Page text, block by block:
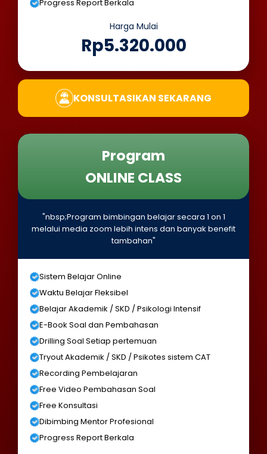
Progress Report Berkala
Harga Mulai
Rp5.320.000
KONSULTASIKAN SEKARANG
Program
ONLINE CLASS
"nbsp;Program bimbingan belajar secara 1 on 1
melalui media zoom lebih intens dan banyak benefit
tambahan"
Sistem Belajar Online
Waktu Belajar Fleksibel
Belajar Akademik / SKD / Psikologi Intensif
E-Book Soal dan Pembahasan
Drilling Soal Setiap pertemuan
Tryout Akademik / SKD / Psikotes sistem CAT
Recording Pembelajaran
Free Video Pembahasan Soal
Free Konsultasi
Dibimbing Mentor Profesional
Progress Report Berkala